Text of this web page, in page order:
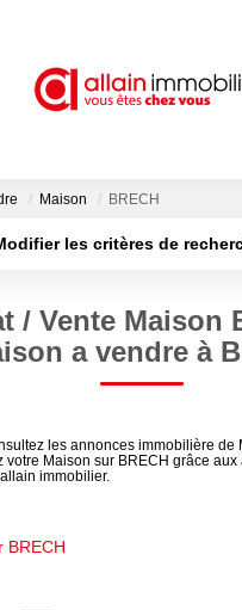
LOCATIONS
SYNDIC
Nous Contacter
Maison BRECH
les critères de
Surface min
une alerte
/ Vente Maison
a vendre à
les annonces immobilière de
votre Maison sur BRECH grâce
immobilier.
BRECH